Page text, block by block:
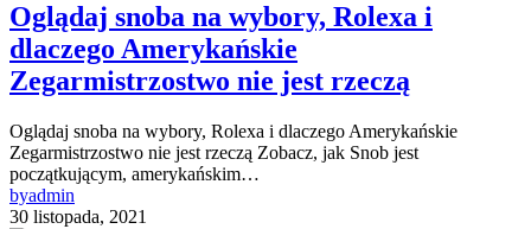
Oglądaj snoba na wybory, Rolexa i
dlaczego Amerykańskie
Zegarmistrzostwo nie jest rzeczą
Oglądaj snoba na wybory, Rolexa i dlaczego Amerykańskie
Zegarmistrzostwo nie jest rzeczą Zobacz, jak Snob jest
początkującym, amerykańskim…
byadmin
30 listopada, 2021